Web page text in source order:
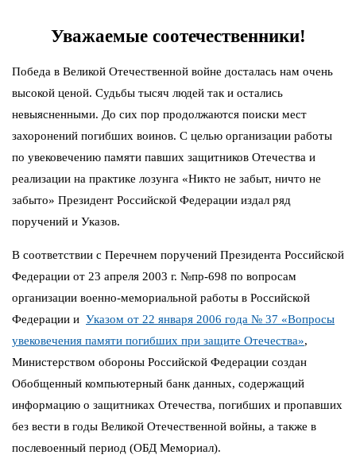
Уважаемые соотечественники!
Победа в Великой Отечественной войне досталась нам очень
высокой ценой. Судьбы тысяч людей так и остались
невыясненными. До сих пор продолжаются поиски мест
захоронений погибших воинов. С целью организации работы
по увековечению памяти павших защитников Отечества и
реализации на практике лозунга «Никто не забыт, ничто не
забыто» Президент Российской Федерации издал ряд
поручений и Указов.
В соответствии с Перечнем поручений Президента Российской
Федерации от 23 апреля 2003 г. №пр-698 по вопросам
организации военно-мемориальной работы в Российской
Федерации и Указом от 22 января 2006 года № 37 «Вопросы
увековечения памяти погибших при защите Отечества»,
Министерством обороны Российской Федерации создан
Обобщенный компьютерный банк данных, содержащий
информацию о защитниках Отечества, погибших и пропавших
без вести в годы Великой Отечественной войны, а также в
послевоенный период (ОБД Мемориал).